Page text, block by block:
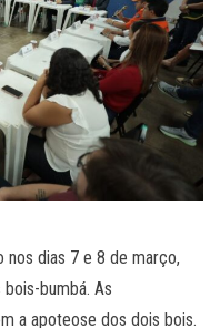
nos dias 7 e 8 de março,
bumbá. As
a apoteose dos dois bois.